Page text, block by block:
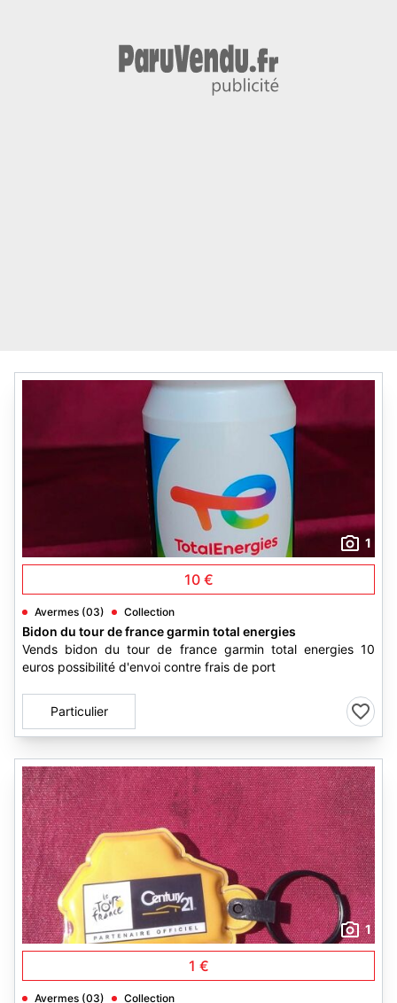
1
10 €
Avermes (03) Collection
Bidon du tour de france garmin total energies
Vends bidon du tour de france garmin total energies 10
euros possibilité d'envoi contre frais de port
Particulier
1
1 €
Avermes (03) Collection